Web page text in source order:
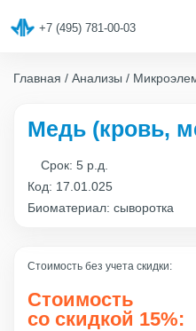
+7 (495) 781-00-03
Главная Анализы
Стоимость без учета скидки:
Стоимость
со скидкой 15%:
Медь (кровь,
Срок: 5 р.д.
Код: 17.01.025
Биоматериал: сыворотка